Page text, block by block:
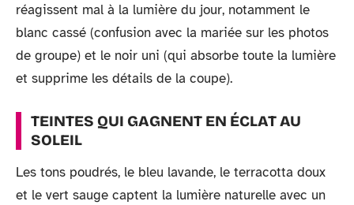
réagissent mal à la lumière du jour, notamment le
blanc cassé (confusion avec la mariée sur les photos
de groupe) et le noir uni (qui absorbe toute la lumière
et supprime les détails de la coupe).
TEINTES QUI GAGNENT EN ÉCLAT AU
SOLEIL
Les tons poudrés, le bleu lavande, le terracotta doux
et le vert sauge captent la lumière naturelle avec un